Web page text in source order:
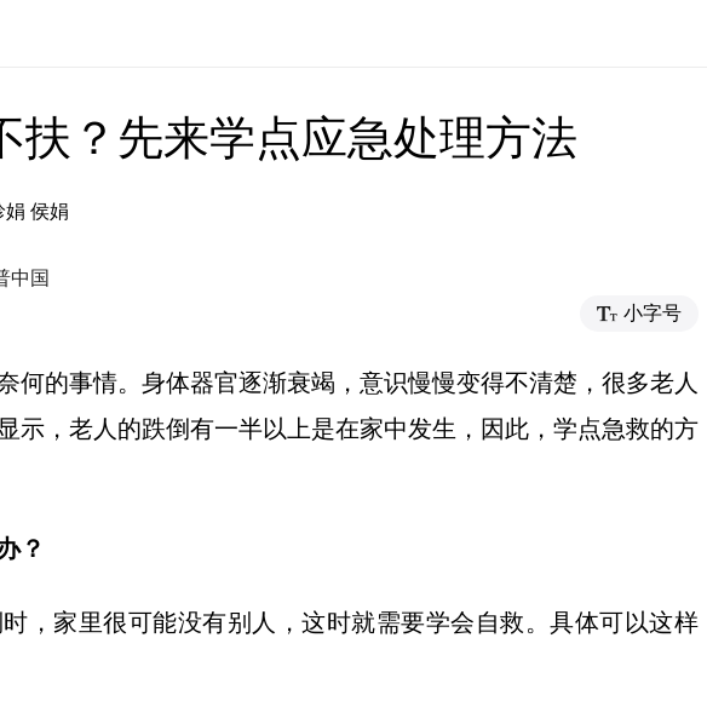
扶？先来学点应急处理方法
娟 侯娟
中国
小字号
何的事情。身体器官逐渐衰竭，意识慢慢变得不清楚，很多老人
示，老人的跌倒有一半以上是在家中发生，因此，学点急救的方
？
，家里很可能没有别人，这时就需要学会自救。具体可以这样